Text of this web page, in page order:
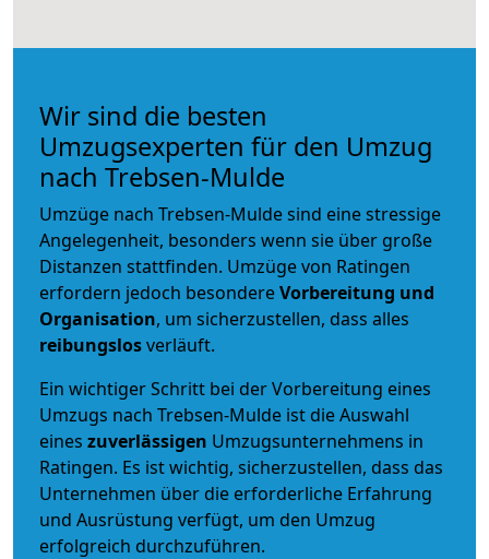
Wir sind die besten
Umzugsexperten für den Umzug
nach Trebsen-Mulde
Umzüge nach Trebsen-Mulde sind eine stressige
Angelegenheit, besonders wenn sie über große
Distanzen stattfinden. Umzüge von Ratingen
erfordern jedoch besondereVorbereitung und
Organisation, um sicherzustellen, dass alles
reibungslosverläuft.
Ein wichtiger Schritt bei der Vorbereitung eines
Umzugs nach Trebsen-Mulde ist die Auswahl
eines zuverlässigen Umzugsunternehmens in
Ratingen. Es ist wichtig, sicherzustellen, dass das
Unternehmen über die erforderliche Erfahrung
und Ausrüstung verfügt, um den Umzug
erfolgreich durchzuführen.